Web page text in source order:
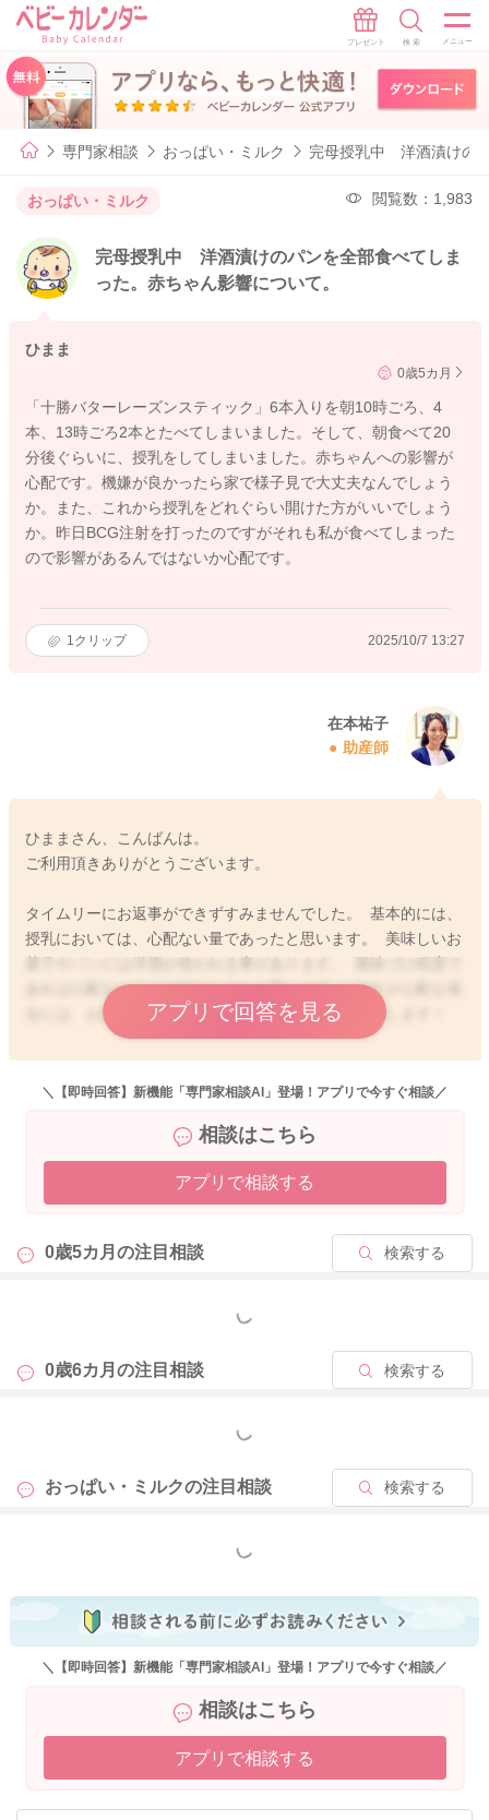
専門家相談 おっぱい・ミルク 完母授乳中 洋酒漬けの
おっぱい・ミルク 閲覧数：1,983
完母授乳中 洋酒漬けのパンを全部食べてしま
った。赤ちゃん影響について。
ひまま
0歳5カ月
「十勝バターレーズンスティック」6本入りを朝10時ごろ、4
本、13時ごろ2本とたべてしまいました。そして、朝食べて20
分後ぐらいに、授乳をしてしまいました。赤ちゃんへの影響が
心配です。機嫌が良かったら家で様子見で大丈夫なんでしょう
か。また、これから授乳をどれぐらい開けた方がいいでしょう
か。昨日BCG注射を打ったのですがそれも私が食べてしまった
ので影響があるんではないか心配です。
1 クリップ 2025/10/7 13:27
在本祐子
助産師
ひままさん、こんばんは。
ご利用頂きありがとうございます。
タイムリーにお返事ができずすみませんでした。 基本的には、
授乳においては、心配ない量であったと思います。 美味しいお
菓子やパンには洋酒が使われる事があります。 風味づけ程度で
あれば心配ないことがほとんどかと思います。 ですが心配な場
合には、お控えくださいね。 どうぞよろしくお願いします！
アプリで回答を見る
＼【即時回答】新機能「専門家相談AI」登場！アプリで今すぐ相談／
相談はこちら
アプリで相談する
0歳5カ月の注目相談 検索する
もっと見る
0歳6カ月の注目相談 検索する
もっと見る
おっぱい・ミルクの注目相談 検索する
もっと見る
＼【即時回答】新機能「専門家相談AI」登場！アプリで今すぐ相談／
相談はこちら
アプリで相談する